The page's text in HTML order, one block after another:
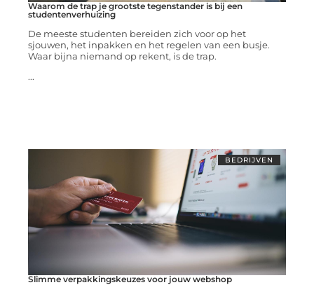
Waarom de trap je grootste tegenstander is bij een
studentenverhuizing
De meeste studenten bereiden zich voor op het
sjouwen, het inpakken en het regelen van een busje.
Waar bijna niemand op rekent, is de trap.
...
BEDRIJVEN
Slimme verpakkingskeuzes voor jouw webshop